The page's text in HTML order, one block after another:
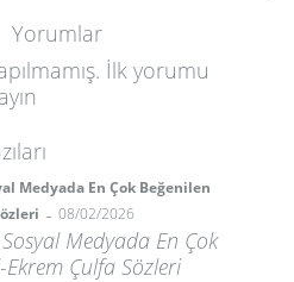
Yorumlar
İlk yorumu
Medyada En Çok Beğenilen
- 08/02/2026
Medyada En Çok
Çulfa Sözleri